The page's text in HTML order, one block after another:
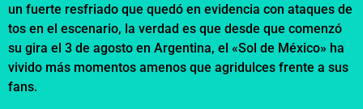
un fuerte resfriado que quedó en evidencia con ataques de
tos en el escenario, la verdad es que desde que comenzó
su gira el 3 de agosto en Argentina, el «Sol de México» ha
vivido más momentos amenos que agridulces frente a sus
fans.